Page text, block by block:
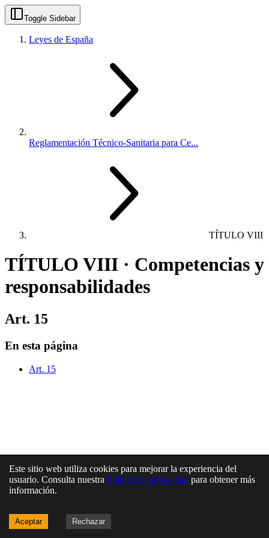
Toggle Sidebar
Leyes de España
Reglamentación Técnico-Sanitaria para Ce...
TÍTULO VIII
TÍTULO VIII · Competencias y
responsabilidades
Art. 15
En esta página
Art. 15
Este sitio web utiliza cookies para mejorar la experiencia del
usuario. Consulta nuestra Política de privacidad para obtener más
información.
Aceptar Rechazar